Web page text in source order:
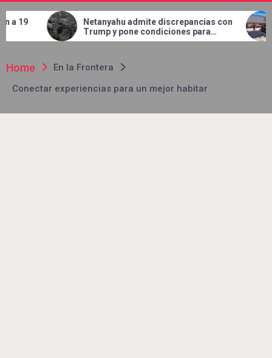
Netanyahu admite discrepancias con
Trump y pone condiciones para
retirar tropas de Gaza
Concluye
en el
Home
En la Frontera
Conectar experiencias para un mejor habitar